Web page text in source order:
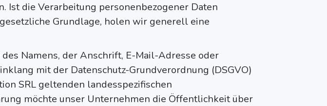
die Verarbeitung personenbezogener Daten
Grundlage, holen wir generell eine
Namens, der Anschrift, E-Mail-Adresse oder
mit der Datenschutz-Grundverordnung (DSGVO)
SRL geltenden landesspezifischen
möchte unser Unternehmen die Öffentlichkeit über